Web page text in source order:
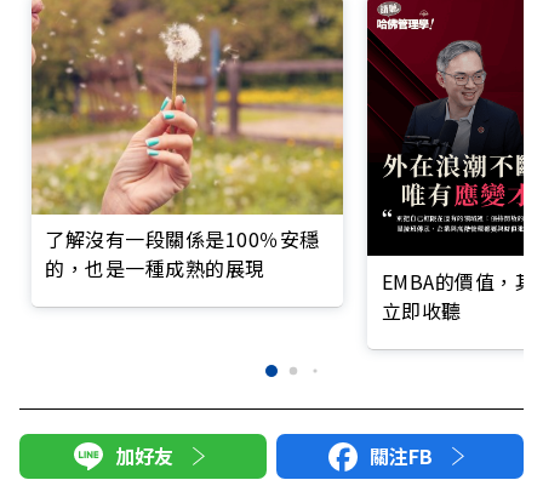
了解沒有一段關係是100％安穩
的，也是一種成熟的展現
EMBA的價值，
立即收聽
加好友 關注FB